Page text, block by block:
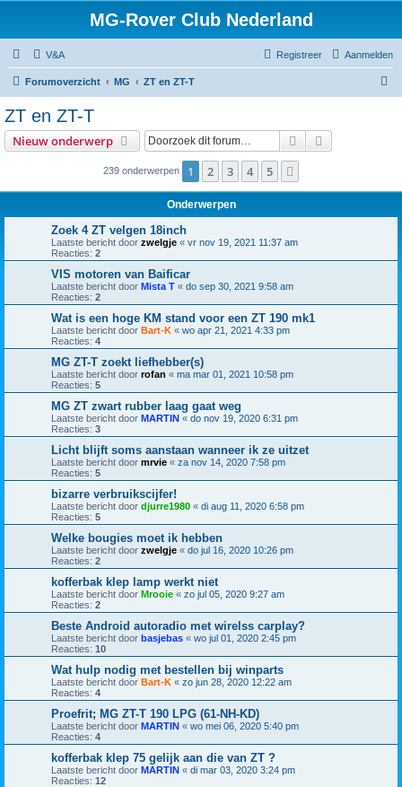
MG-Rover Club Nederland
V&A Aanmelden
Registreer
Forumoverzicht MG ZT en ZT-T
ZT en ZT-T
Nieuw onderwerp Zoek
239 onderwerpen 1 2 3 4 5
Onderwerpen
Zoek 4 ZT velgen 18inch
Laatste bericht door zwelgje « vr nov 19, 2021 11:37 am
Reacties: 2
VIS motoren van Baificar
Laatste bericht door Mista T « do sep 30, 2021 9:58 am
Reacties: 2
Wat is een hoge KM stand voor een ZT 190 mk1
Laatste bericht door Bart-K « wo apr 21, 2021 4:33 pm
Reacties: 4
MG ZT-T zoekt liefhebber(s)
Laatste bericht door rofan « ma mar 01, 2021 10:58 pm
Reacties: 5
MG ZT zwart rubber laag gaat weg
Laatste bericht door MARTIN « do nov 19, 2020 6:31 pm
Reacties: 3
Licht blijft soms aanstaan wanneer ik ze uitzet
Laatste bericht door mrvie « za nov 14, 2020 7:58 pm
Reacties: 5
bizarre verbruikscijfer!
Laatste bericht door djurre1980 « di aug 11, 2020 6:58 pm
Reacties: 5
Welke bougies moet ik hebben
Laatste bericht door zwelgje « do jul 16, 2020 10:26 pm
Reacties: 2
kofferbak klep lamp werkt niet
Laatste bericht door Mrooie « zo jul 05, 2020 9:27 am
Reacties: 2
Beste Android autoradio met wirelss carplay?
Laatste bericht door basjebas « wo jul 01, 2020 2:45 pm
Reacties: 10
Wat hulp nodig met bestellen bij winparts
Laatste bericht door Bart-K « zo jun 28, 2020 12:22 am
Reacties: 4
Proefrit; MG ZT-T 190 LPG (61-NH-KD)
Laatste bericht door MARTIN « wo mei 06, 2020 5:40 pm
Reacties: 4
kofferbak klep 75 gelijk aan die van ZT ?
Laatste bericht door MARTIN « di mar 03, 2020 3:24 pm
Reacties: 12